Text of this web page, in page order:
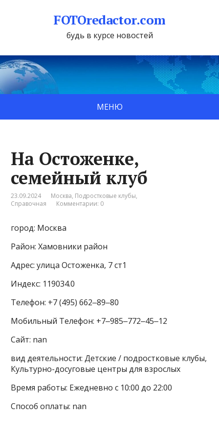
FOTOredactor.com
будь в курсе новостей
МЕНЮ
На Остоженке,
семейный клуб
23.09.2024 Москва, Подростковые клубы,
Справочная
Комментарии: 0
город: Москва
Район: Хамовники район
Адрес: улица Остоженка, 7 ст1
Индекс: 119034.0
Телефон: +7 (495) 662‒89‒80
Мобильный Телефон: +7‒985‒772‒45‒12
Сайт: nan
вид деятельности: Детские / подростковые клубы,
Культурно-досуговые центры для взрослых
Время работы: Ежедневно с 10:00 до 22:00
Способ оплаты: nan